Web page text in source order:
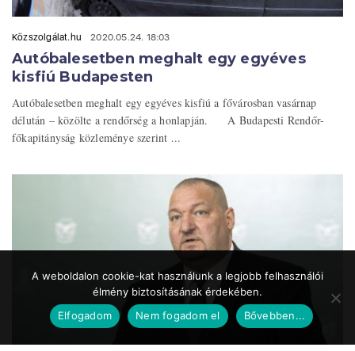
Közszolgálat.hu 2020.05.24. 18:03
Autóbalesetben meghalt egy egyéves
kisfiú Budapesten
Autóbalesetben meghalt egy egyéves kisfiú a fővárosban vasárnap
délután – közölte a rendőrség a honlapján. A Budapesti Rendőr-
főkapitányság közleménye szerint ...
A weboldalon cookie-kat használunk a legjobb felhasználói
élmény biztosításának érdekében.
Elfogadom
Nem fogadom el Bővebben...